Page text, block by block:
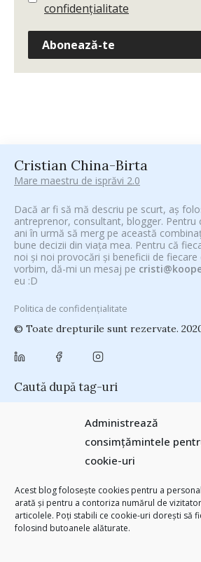
Administrează
consimțămintele
cookie-uri
Acest blog folosește cookies pentru a
arată și pentru a contoriza numărul de
articolele. Poți stabili ce cookie-uri dorești să
folosind butoanele alăturate.
confidențialitate
Abonează-te
Cristian China-Birta
Mare maestru de isprăvi 2.0
Dacă ar fi să mă descriu pe scurt, aș
antreprenor, consultant, blogger. Pentru
ani în urmă să merg pe această
bune decizii din viața mea. Pentru că
noi și noi provocări și beneficii de fiecare
vorbim, dă-mi un mesaj pe
eu :D
Politica de confidențialitate
© Toate drepturile sunt rezervate.
Caută după tag-uri
#PoateVăInteresează(94)
(28)antena 3(24)
(24) basescu(43)
campanie pentru bloggeri(29) champions
(2339) Chivas The Venture(25)concurs(24)